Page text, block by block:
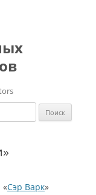
«Сэр Варк»